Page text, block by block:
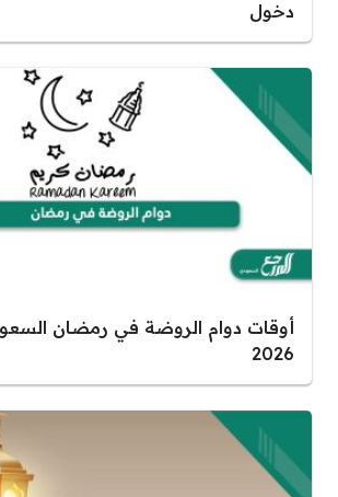
دخول
2026